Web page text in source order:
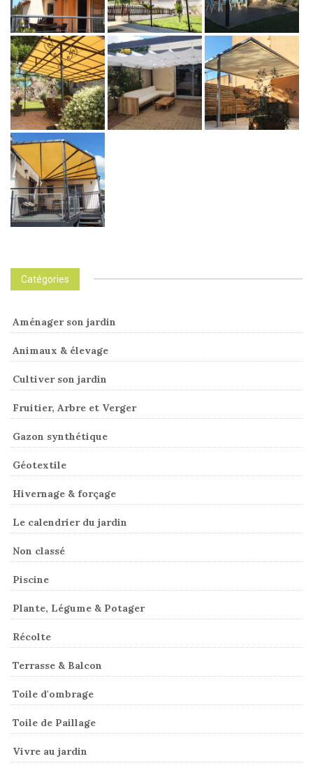
Catégories
Aménager son jardin
Animaux & élevage
Cultiver son jardin
Fruitier, Arbre et Verger
Gazon synthétique
Géotextile
Hivernage & forçage
Le calendrier du jardin
Non classé
Piscine
Plante, Légume & Potager
Récolte
Terrasse & Balcon
Toile d'ombrage
Toile de Paillage
Vivre au jardin